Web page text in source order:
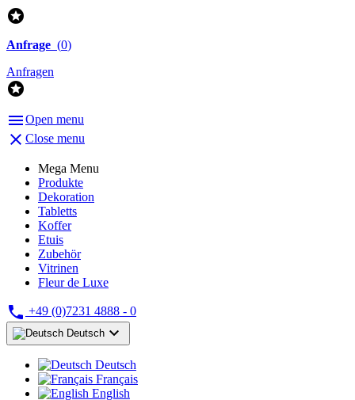

Anfrage (0)
Anfragen

Open menu
 Close menu
Mega Menu
Produkte
Dekoration
Tabletts
Koffer
Etuis
Zubehör
Vitrinen
Fleur de Luxe
 +49 (0)7231 4888 - 0
Deutsch 
Deutsch
Français
English